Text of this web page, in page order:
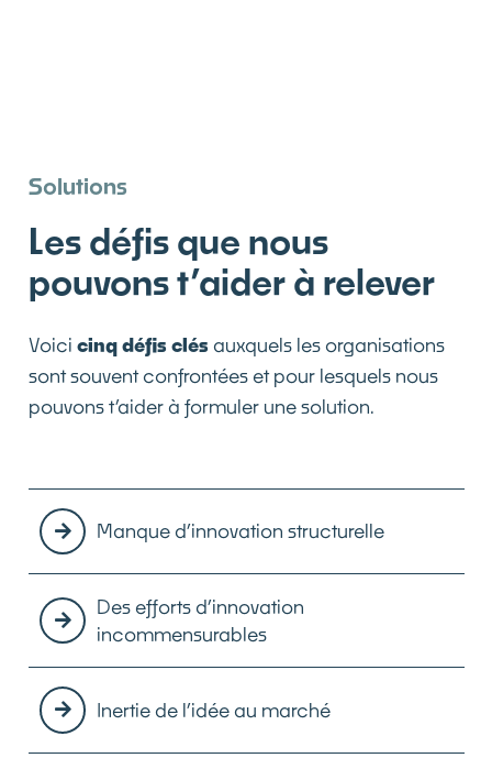
Solutions
Les défis que nous
pouvons t’aider à relever
Voici cinq défis clés auxquels les organisations
sont souvent confrontées et pour lesquels nous
pouvons t’aider à formuler une solution.
Manque d’innovation structurelle
Des efforts d’innovation
incommensurables
Inertie de l’idée au marché